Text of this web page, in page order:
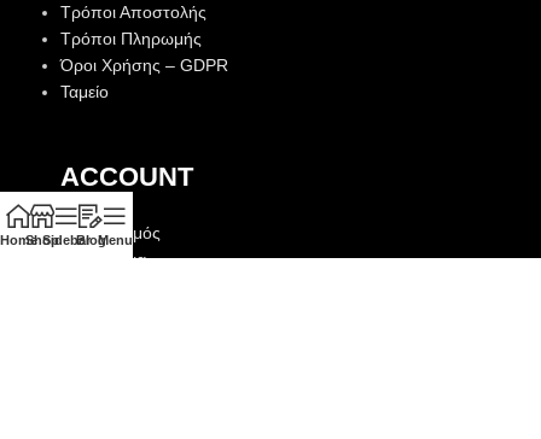
Τρόποι Αποστολής
Τρόποι Πληρωμής
Όροι Χρήσης – GDPR
Ταμείο
ACCOUNT
Λογαριασμός
Αγαπημένα
HomeShopSidebarBlogMenu